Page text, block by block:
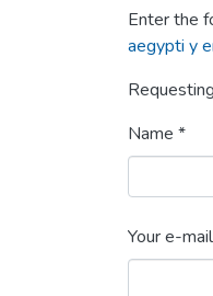
Enter the
aegypti y
Name *
Your e-